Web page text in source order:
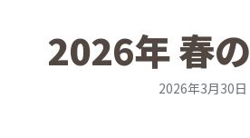
2026年 春
2026年3月30日